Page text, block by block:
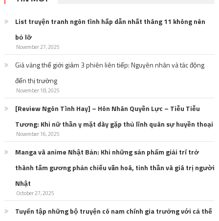
List truyện tranh ngôn tình hấp dẫn nhất tháng 11 không nên
bỏ lỡ
November 27, 2025
Giá vàng thế giới giảm 3 phiên liên tiếp: Nguyên nhân và tác động
đến thị trường
November 18, 2025
[Review Ngôn Tình Hay] – Hôn Nhân Quyền Lực – Tiễu Tiễu
Tương: Khi nữ thần y mặt dày gặp thủ lĩnh quân sự huyền thoại
November 16, 2025
Manga và anime Nhật Bản: Khi những sản phẩm giải trí trở
thành tấm gương phản chiếu văn hoá, tinh thần và giá trị người
Nhật
October 27, 2025
Tuyển tập những bộ truyện có nam chính gia trưởng với cả thế